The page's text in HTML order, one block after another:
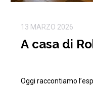
13 MARZO 2026
A casa di
Oggi raccontiamo